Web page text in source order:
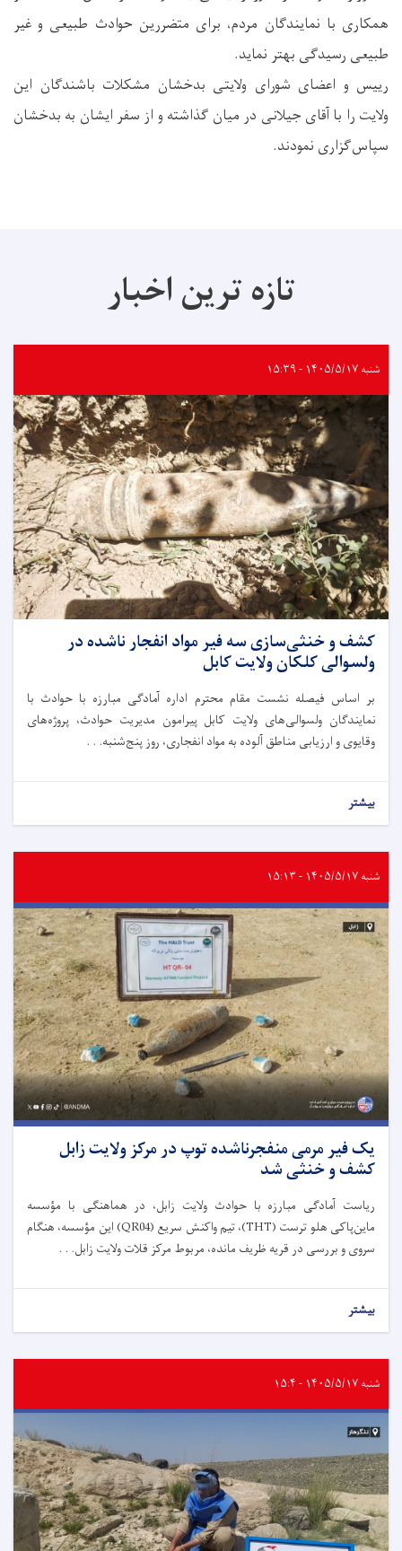
همکاری با نمایندگان مردم، برای متضررین حوادث طبیعی و غیر
طبیعی رسیدگی بهتر نماید.
رییس و اعضای شورای ولایتی بدخشان مشکلات باشندگان این
ولایت را با آقای جیلانی در میان گذاشته و از سفر ایشان به بدخشان
سپاس‌گزاری نمودند.
تازه ترین اخبار
شنبه ۱۴۰۵/۵/۱۷ - ۱۵:۳۹
کشف و خنثی‌سازی سه فیر مواد انفجار ناشده در
ولسوالی کلکان ولایت کابل
بر اساس فیصله نشست مقام محترم اداره آمادگی مبارزه با حوادث با
نمایندگان ولسوالی‌های ولایت کابل پیرامون مدیریت حوادث، پروژه‌های
وقایوی و ارزیابی مناطق آلوده به مواد انفجاری، روز پنج‌شنبه. . .
بیشتر
شنبه ۱۴۰۵/۵/۱۷ - ۱۵:۱۳
یک فیر مرمی منفجرناشده توپ در مرکز ولایت زابل
کشف و خنثی شد
ریاست آمادگی مبارزه با حوادث ولایت زابل، در هماهنگی با مؤسسه
ماین‌پاکی هلو ترست (THT)، تیم واکنش سریع (QR04) این مؤسسه، هنگام
سروی و بررسی در قریه ظریف مانده، مربوط مرکز قلات ولایت زابل. . .
بیشتر
شنبه ۱۴۰۵/۵/۱۷ - ۱۵:۴